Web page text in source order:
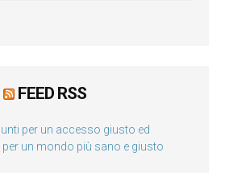
FEED RSS
per un accesso giusto ed
un mondo più sano e giusto